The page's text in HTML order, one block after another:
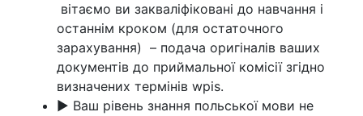
вітаємо ви закваліфіковані до навчання і
останнім кроком (для остаточного
зарахування) – подача оригіналів ваших
документів до приймальної комісії згідно
визначених термінів wpis.
► Ваш рівень знання польської мови не